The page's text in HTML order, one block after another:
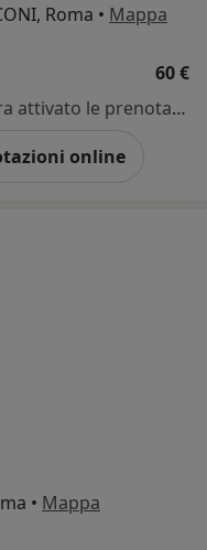
Roma • Mappa
60 €
Questo dottore non ha ancora attivato le prenotazioni online presso questo indirizzo.
online
• Mappa